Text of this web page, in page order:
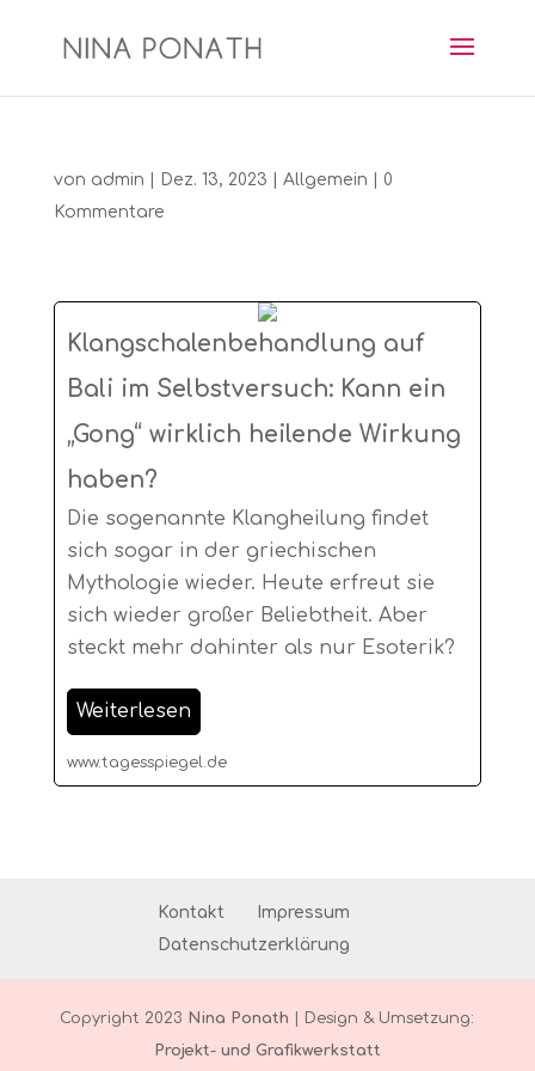
von admin Dez. 13, 2023 Allgemein
0
Kommentare
Klangschalenbehandlung auf
Bali im Selbstversuch: Kann ein
„Gong“ wirklich heilende Wirkung
haben?
Die sogenannte Klangheilung findet
sich sogar in der griechischen
Mythologie wieder. Heute erfreut sie
sich wieder großer Beliebtheit. Aber
steckt mehr dahinter als nur Esoterik?
Weiterlesen
www.tagesspiegel.de
Kontakt
Impressum
Datenschutzerklärung
Copyright 2023 Nina Ponath
| Design & Umsetzung:
Projekt- und Grafikwerkstatt